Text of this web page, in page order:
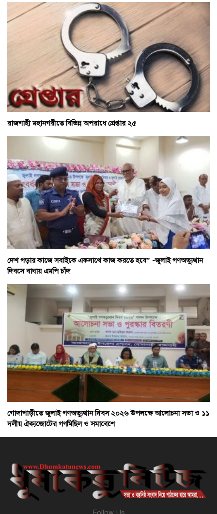
রাজশাহী মহানগরীতে বিভিন্ন অপরাধে গ্রেপ্তার ২৫
দেশ গড়ার কাজে সবাইকে একসাথে কাজ করতে হবে” -জুলাই গণঅভ্যুত্থান
দিবসে বাঘায় এমপি চাঁদ
গোদাগাড়ীতে জুলাই গণঅভ্যুত্থান দিবস ২০২৬ উপলক্ষে আলোচনা সভা ও ১১
দলীয় ঐক্যজোটের গণমিছিল ও সমাবেশে